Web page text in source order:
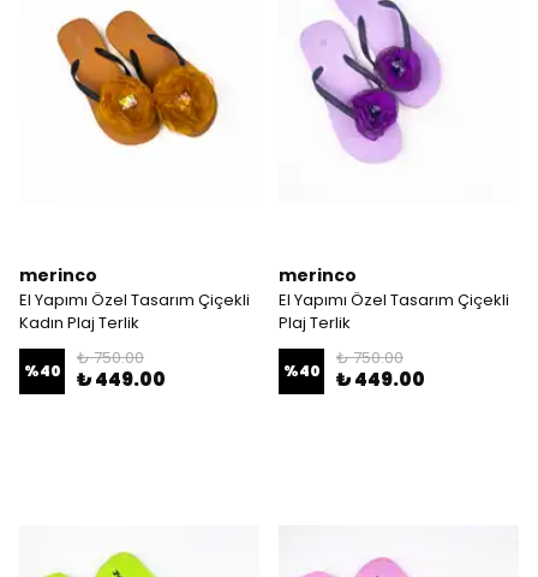
merinco
El Yapımı Özel Tasarım Çiçekli
Kadın Plaj Terlik
%40
₺ 750.00
₺ 449.00
merinco
El Yapımı Özel Tasarım Çiçekli
Plaj Terlik
%40
₺ 750.00
₺ 449.00